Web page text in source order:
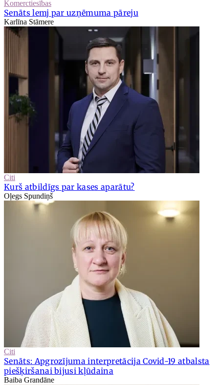
Komerctiesības
Senāts lemj par uzņēmuma pāreju
Karlīna Stāmere
Citi
Kurš atbildīgs par kases aparātu?
Oļegs Spundiņš
Citi
Senāts: Apgrozījuma interpretācija Covid-19 atbalsta
piešķiršanai bijusi kļūdaina
Baiba Grandāne